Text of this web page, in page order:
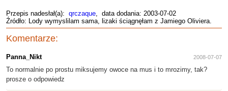
Przepis nadesłał(a): qrczaque, data dodania: 2003-07-02
Źródło: Lody wymyslilam sama, lizaki ściągnęłam z Jamiego Oliviera.
Komentarze:
Panna_Nikt 2008-07-07
To normalnie po prostu miksujemy owoce na mus i to mrozimy, tak?
prosze o odpowiedz